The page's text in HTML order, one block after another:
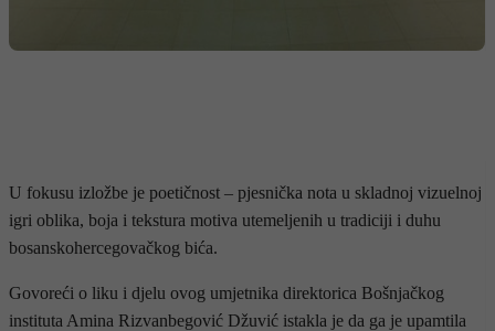
U fokusu izložbe je poetičnost – pjesnička nota u skladnoj vizuelnoj
igri oblika, boja i tekstura motiva utemeljenih u tradiciji i duhu
bosanskohercegovačkog bića.
Govoreći o liku i djelu ovog umjetnika direktorica Bošnjačkog
instituta Amina Rizvanbegović Džuvić istakla je da ga je upamtila